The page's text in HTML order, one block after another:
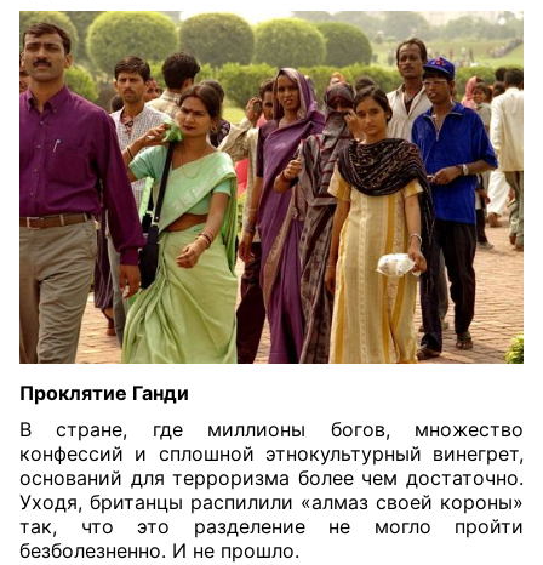
Проклятие Ганди
В стране, где миллионы богов, множество
конфессий и сплошной этнокультурный винегрет,
оснований для терроризма более чем достаточно.
Уходя, британцы распилили «алмаз своей короны»
так, что это разделение не могло пройти
безболезненно. И не прошло.